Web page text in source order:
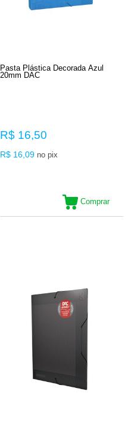
Pasta Plástica Decorada Azul
20mm DAC
R$ 16,50
R$ 16,09 no pix
Comprar